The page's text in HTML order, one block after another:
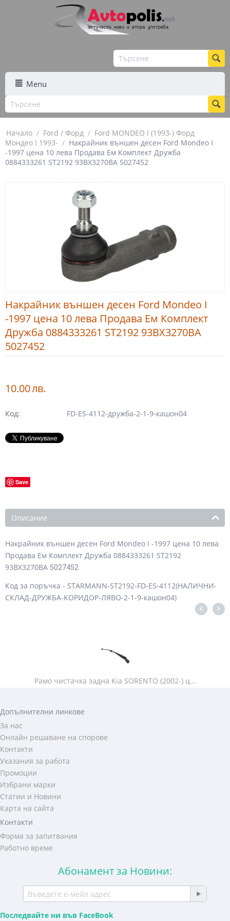
Menu
Начало / Ford / Форд / Ford MONDEO I (1993-) Форд
Мондео I 1993- / Накрайник външен десен Ford Mondeo I
-1997 цена 10 лева Продава Ем Комплект Дружба
0884333261 ST2192 93BX3270BA 5027452
Накрайник външен десен Ford Mondeo I
-1997 цена 10 лева Продава Ем Комплект
Дружба 0884333261 ST2192 93BX3270BA
5027452
10.00лв.
Код: FD-ES-4112-дружба-2-1-9-кашон04
Save
Описание
Накрайник външен десен Ford Mondeo I -1997 цена 10 лева
Продава Ем Комплект Дружба 0884333261 ST2192
93BX3270BA 5027452
Код за поръчка - STARMANN-ST2192-FD-ES-4112(НАЛИЧНИ-
СКЛАД-ДРУЖБА-КОРИДОР-ЛЯВО-2-1-9-кашон04)
Рамо чистачка задна Kia SORENTO (2002-) ц...
Допълнителни линкове
За нас
Онлайн решаване на спорове
Контакти
Указания за работа
Промоции
Избрани марки
Статии и Новини
Карта на сайта
Контакти
Форма за запитвания
Работно време
Абонамент за Новини:
Последвайте ни във FaceBook